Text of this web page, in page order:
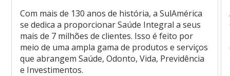
Com mais de 130 anos de história, a SulAmérica
se dedica a proporcionar Saúde Integral a seus
mais de 7 milhões de clientes. Isso é feito por
meio de uma ampla gama de produtos e serviços
que abrangem Saúde, Odonto, Vida, Previdência
e Investimentos.